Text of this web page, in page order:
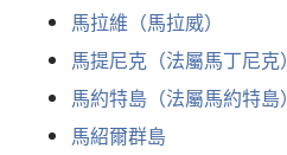
馬拉維（馬拉威）
馬提尼克（法屬馬丁尼克）
馬約特島（法屬馬約特島）
馬紹爾群島